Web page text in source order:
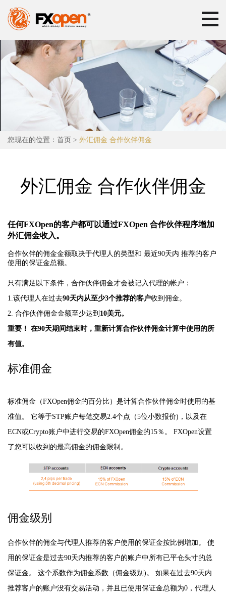
您现在的位置： 首页 > 外汇佣金 合作伙伴佣金
外汇佣金 合作伙伴佣金
任何FXOpen的客户都可以通过FXOpen 合作伙伴程序增加
外汇佣金收入。
合作伙伴的佣金金额取决于代理人的类型和 最近90天内 推荐的客户
使用的保证金总额。
只有满足以下条件，合作伙伴佣金才会被记入代理的帐户：
1.该代理人在过去90天内从至少3个推荐的客户收到佣金。
2. 合作伙伴佣金金额至少达到 10美元。
重要！ 在90天期间结束时，重新计算合作伙伴佣金计算中使用的所
有值。
标准佣金
标准佣金（FXOpen佣金的百分比）是计算合作伙伴佣金时使用的基
准值。 它等于STP账户每笔交易2.4个点（5位小数报价)，以及在
ECN或Crypto账户中进行交易的FXOpen佣金的15％。 FXOpen设置
了您可以收到的最高佣金的佣金限制。
佣金级别
合作伙伴的佣金与代理人推荐的客户使用的保证金按比例增加。 使
用的保证金是过去90天内推荐的客户的账户中所有已平仓头寸的总
保证金。 这个系数作为佣金系数（佣金级别)。 如果在过去90天内
推荐客户的账户没有交易活动，并且已使用保证金总额为0，代理人